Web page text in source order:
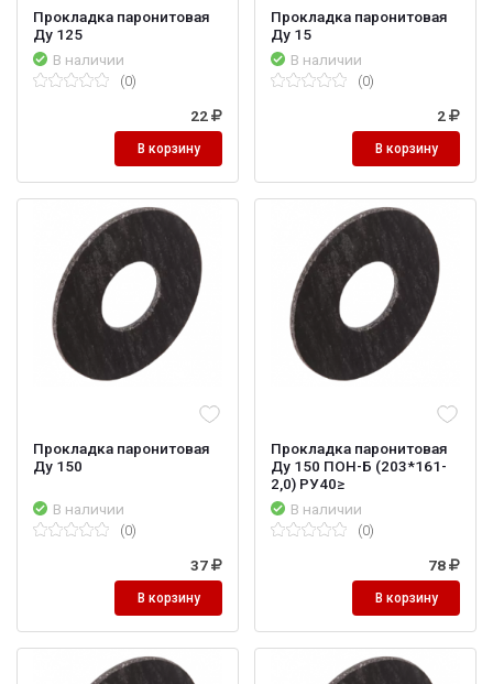
Прокладка паронитовая
Ду 125
В наличии
(0)
22
В корзину
Прокладка паронитовая
Ду 15
В наличии
(0)
2
В корзину
Прокладка паронитовая
Ду 150
В наличии
(0)
37
В корзину
Прокладка паронитовая
Ду 150 ПОН-Б (203*161-
2,0) РУ40≥
В наличии
(0)
78
В корзину